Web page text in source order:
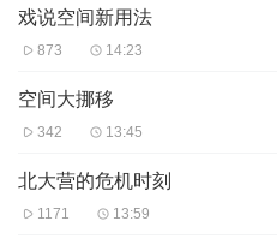
戏说空间新用法
873 14:23
空间大挪移
342 13:45
北大营的危机时刻
1171 13:59